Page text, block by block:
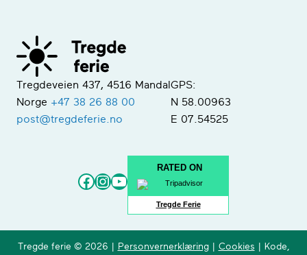
Tregdeveien 437, 4516 Mandal
Norge +47 38 26 88 00
post@tregdeferie.no
GPS:
N 58.00963
E 07.54525
Facebook
Instagram
YouTube
RATED ON
Tregde Ferie
Tregde ferie © 2026 | Personvernerklæring| Cookies | Kode,